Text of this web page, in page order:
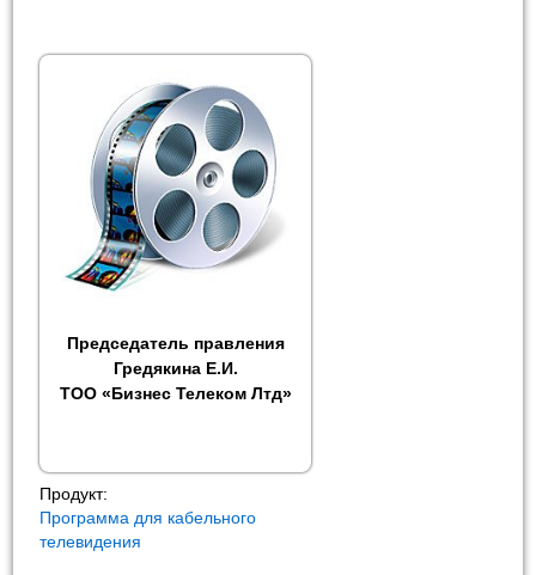
Председатель правления
Гредякина Е.И.
ТОО «Бизнес Телеком Лтд»
Продукт:
Программа для кабельного
телевидения